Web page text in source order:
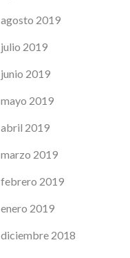
agosto 2019
julio 2019
junio 2019
mayo 2019
abril 2019
marzo 2019
febrero 2019
enero 2019
diciembre 2018